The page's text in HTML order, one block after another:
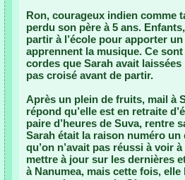
Ron, courageux indien comme
perdu son père à 5 ans.
partir à l’école pour apporter
apprennent la musique. Ce
cordes que Sarah avait
pas croisé avant de partir.
Après un plein de fruits, mail à
répond qu’elle est en retraite
paire d’heures de Suva, rentre
Sarah était la raison numéro
qu’on n’avait pas réussi à voir
mettre à jour sur les dernières
à Nanumea, mais cette fois,